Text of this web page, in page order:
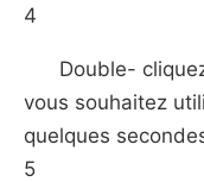
4
Double-
vous souhaitez
quelques
5